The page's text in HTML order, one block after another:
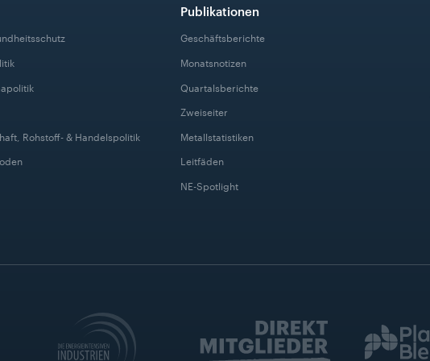
Rohstoff- & Handelspolitik
Publikationen
Geschäftsberichte
Monatsnotizen
Quartalsberichte
Zweiseiter
Metallstatistiken
Leitfäden
NE-Spotlight